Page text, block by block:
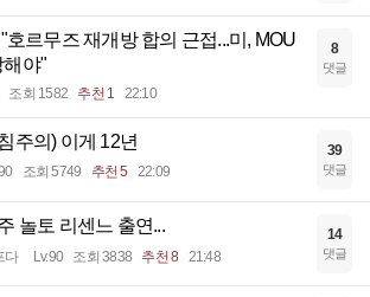
호르무즈 재개방 합의 근접...미, MOU
해야"
조회 1582 추천 1 22:10
8
댓글
주의) 이게 12년
조회 5749 추천 5 22:09
39
댓글
놀토 리센느 출연...
다 Lv.90 조회 3838 추천 8 21:48
14
댓글